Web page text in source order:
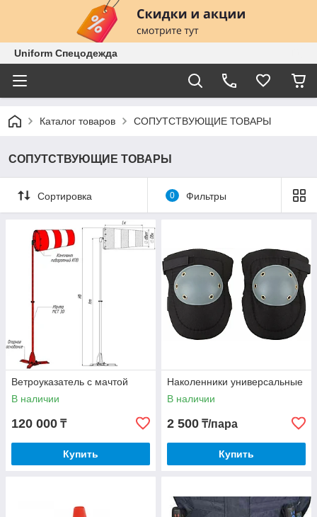
Uniform Спецодежда
Каталог товаров СОПУТСТВУЮЩИЕ ТОВАРЫ
СОПУТСТВУЮЩИЕ ТОВАРЫ
Сортировка 0 Фильтры
Ветроуказатель с мачтой
В наличии
120 000 ₸
Купить
Наколенники универсальные
В наличии
2 500 ₸/пара
Купить